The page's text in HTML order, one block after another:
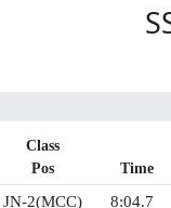
Class
Pos
Time
JN-2(MCC) 8:04.7